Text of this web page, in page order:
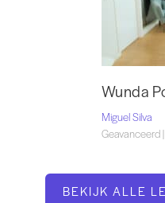
Wunda
Miguel Silva
Geavanceerd
BEKIJK ALLE